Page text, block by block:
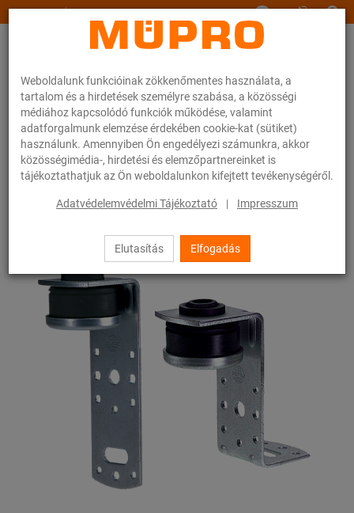
Weboldalunk funkcióinak zökkenőmentes használata, a
tartalom és a hirdetések személyre szabása, a közösségi
médiához kapcsolódó funkciók működése, valamint
adatforgalmunk elemzése érdekében cookie-kat (sütiket)
használunk. Amennyiben Ön engedélyezi számunkra, akkor
közösségimédia-, hirdetési és elemzőpartnereinket is
tájékoztathatjuk az Ön weboldalunkon kifejtett tevékenységéről.
Adatvédelemvédelmi Tájékoztató | Impresszum
Elutasítás Elfogadás
www.muepro.hu
Webáruhàz Rögzítéstechnika
Légtechnika
Felfüggesztések szellőzőcsövek rögzítéséhez